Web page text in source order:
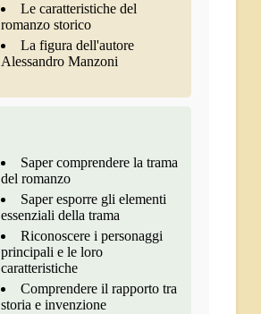
Le caratteristiche del
romanzo storico
La figura dell'autore
Alessandro Manzoni
Saper comprendere la trama
del romanzo
Saper esporre gli elementi
essenziali della trama
Riconoscere i personaggi
principali e le loro
caratteristiche
Comprendere il rapporto tra
storia e invenzione